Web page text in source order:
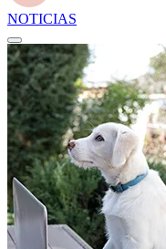
NOTICIAS